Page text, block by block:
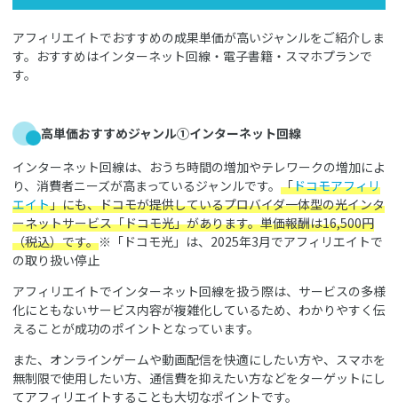
アフィリエイトでおすすめの成果単価が高いジャンルをご紹介しま
す。おすすめはインターネット回線・電子書籍・スマホプランで
す。
高単価おすすめジャンル①インターネット回線
インターネット回線は、おうち時間の増加やテレワークの増加によ
り、消費者ニーズが高まっているジャンルです。 「ドコモアフィリ
エイト」にも、ドコモが提供しているプロバイダ一体型の光インタ
ーネットサービス「ドコモ光」があります。単価報酬は16,500円
（税込）です。※「ドコモ光」は、2025年3月でアフィリエイトで
の取り扱い停止
アフィリエイトでインターネット回線を扱う際は、サービスの多様
化にともないサービス内容が複雑化しているため、わかりやすく伝
えることが成功のポイントとなっています。
また、オンラインゲームや動画配信を快適にしたい方や、スマホを
無制限で使用したい方、通信費を抑えたい方などをターゲットにし
てアフィリエイトすることも大切なポイントです。